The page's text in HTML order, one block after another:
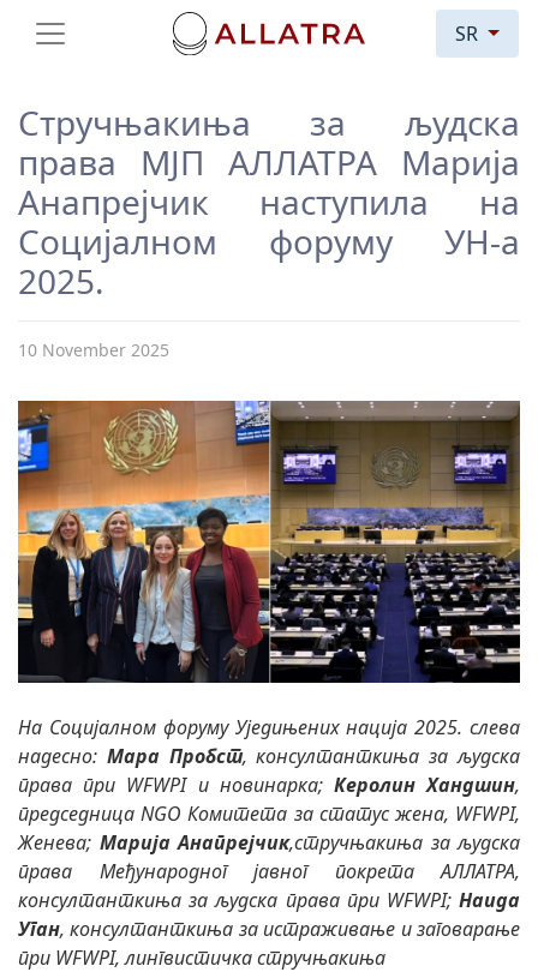
SR
Стручњакиња за људска
права МЈП АЛЛАТРА Марија
Анапрејчик наступила на
Социјалном форуму УН-а
2025.
10 November 2025
На Социјалном форуму Уједињених нација 2025. слева
надесно: Мара Пробст, консултанткиња за људска
права при WFWPI и новинарка; Керолин Хандшин,
председница NGO Комитета за статус жена, WFWPI,
Женева; Марија Анапрејчик,стручњакиња за људска
права Међународног јавног покрета АЛЛАТРА,
консултанткиња за људска права при WFWPI; Наида
Уган, консултанткиња за истраживање и заговарање
при WFWPI, лингвистичка стручњакиња